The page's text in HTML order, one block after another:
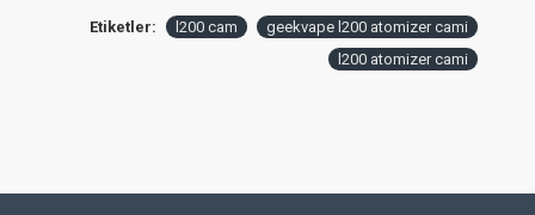
Etiketler: l200 cam
geekvape l200 atomizer cami
l200 atomizer cami